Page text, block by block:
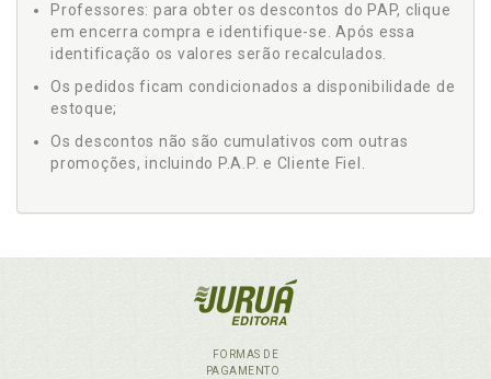
Professores: para obter os descontos do PAP, clique
em encerra compra e identifique-se. Após essa
identificação os valores serão recalculados.
Os pedidos ficam condicionados a disponibilidade de
estoque;
Os descontos não são cumulativos com outras
promoções, incluindo P.A.P. e Cliente Fiel.
FORMAS DE
PAGAMENTO